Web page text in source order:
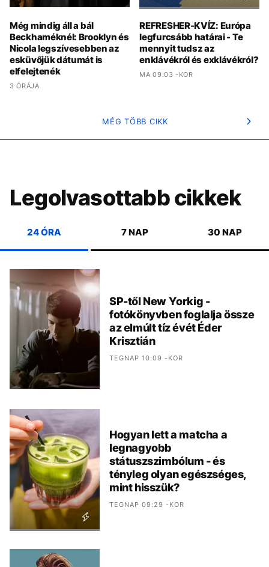
Még mindig áll a bál
Beckhaméknél: Brooklyn és
Nicola legszívesebben az
esküvőjük dátumát is
elfelejtenék
3 ÓRÁJA
REFRESHER-KVÍZ: Európa
legfurcsább határai - Te
mennyit tudsz az
enklávékról és exklávékról?
MA 09:03 -KOR
MÉG TÖBB CIKK
Legolvasottabb cikkek
24 ÓRA 7 NAP 30 NAP
SP-től New Yorkig -
fotókönyvben foglalja össze
az elmúlt tíz évét Éder
Krisztián
TEGNAP 10:09 -KOR
Hogyan lett a matcha a
legnagyobb
státuszszimbólum - és
tényleg olyan egészséges,
mint hisszük?
TEGNAP 09:29 -KOR